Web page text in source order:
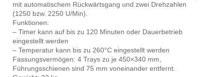
mit automatischem Rückwärtsgang und zwei Drehzahlen
(1250 bzw. 2250 U/Min).
Funktionen:
– Timer kann auf bis zu 120 Minuten oder Dauerbetrieb
eingestellt werden
– Temperatur kann bis zu 260°C eingestellt werden
Fassungsvermögen: 4 Trays zu je 450×340 mm,
Führungsschienen sind 75 mm voneinander entfernt.